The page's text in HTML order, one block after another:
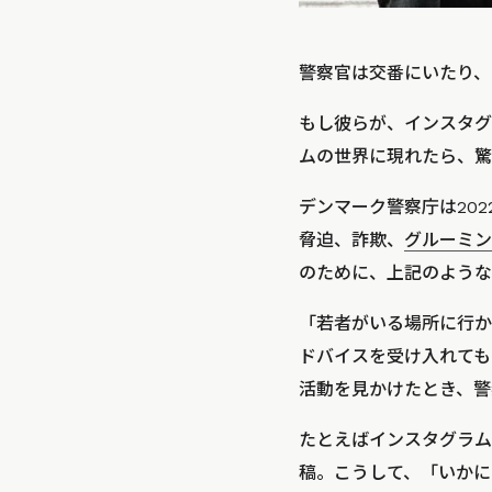
警察官は交番にいたり
もし彼らが、インスタ
ムの世界に現れたら、
デンマーク警察庁は
脅迫、詐欺、 グルーミ
のために、上記のよう
「若者がいる場所に行
ドバイスを受け入れて
活動を見かけたとき、
たとえばインスタグラ
稿。こうして、「いか